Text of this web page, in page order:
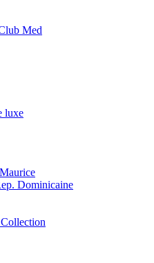
Med
luxe
Dominicaine